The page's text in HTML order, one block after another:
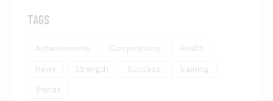
TAGS
Achievements Competitions
Health
News
Strength Success
Training
Trends